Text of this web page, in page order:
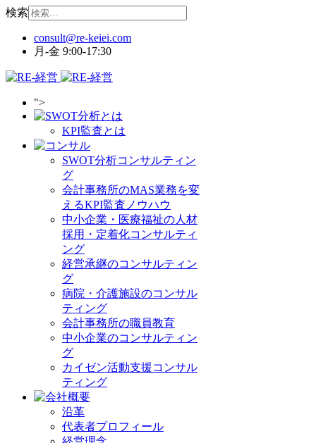
検索
月-金 9:00-17:30
">
KPI監査とは
SWOT分析コンサルティン
グ
会計事務所のMAS業務を変
えるKPI監査ノウハウ
中小企業・医療福祉の人材
採用・定着化コンサルティ
ング
経営承継のコンサルティン
グ
病院・介護施設のコンサル
ティング
会計事務所の職員教育
中小企業のコンサルティン
グ
カイゼン活動支援コンサル
ティング
沿革
代表者プロフィール